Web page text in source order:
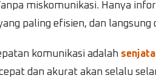
miskomunikasi. Hanya
paling efisien, dan langsung
komunikasi adalah
dan akurat akan selalu